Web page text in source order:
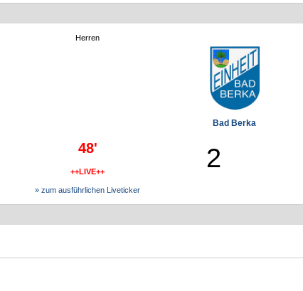
Herren
Bad Berka
48'
++LIVE++ 2
» zum ausführlichen Liveticker